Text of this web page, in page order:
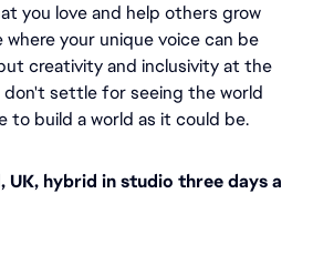
you love and help others grow
where your unique voice can be
creativity and inclusivity at the
don't settle for seeing the world
to build a world as it could be.
hybrid in studio three days a